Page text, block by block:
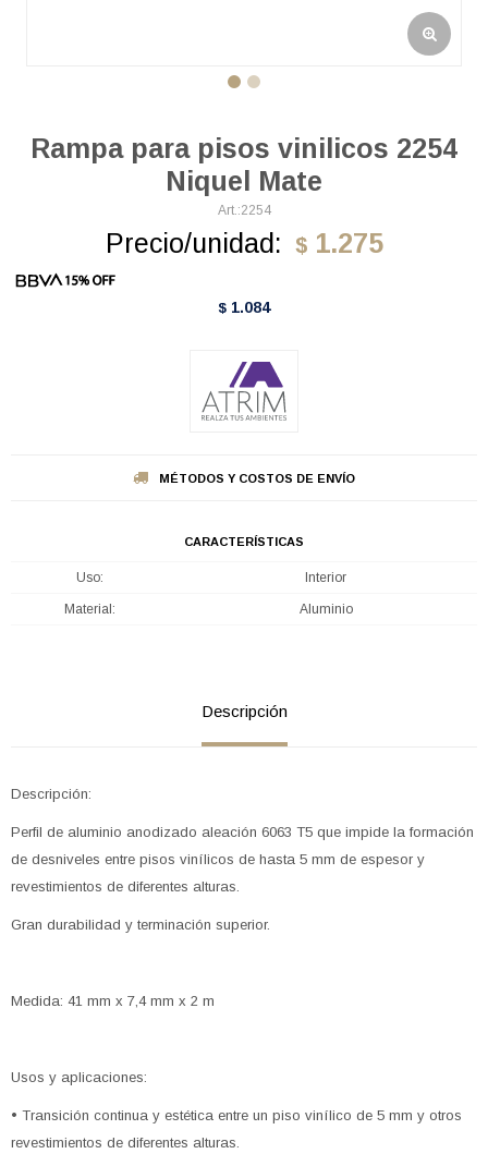
Rampa para pisos vinilicos 2254
Niquel Mate
2254
Precio/unidad: $ 1.275
$ 1.084
MÉTODOS Y COSTOS DE ENVÍO
CARACTERÍSTICAS
Uso Interior
Material Aluminio
Descripción
Descripción:
Perfil de aluminio anodizado aleación 6063 T5 que impide la formación
de desniveles entre pisos vinílicos de hasta 5 mm de espesor y
revestimientos de diferentes alturas.
Gran durabilidad y terminación superior.
Medida: 41 mm x 7,4 mm x 2 m
Usos y aplicaciones:
• Transición continua y estética entre un piso vinílico de 5 mm y otros
revestimientos de diferentes alturas.